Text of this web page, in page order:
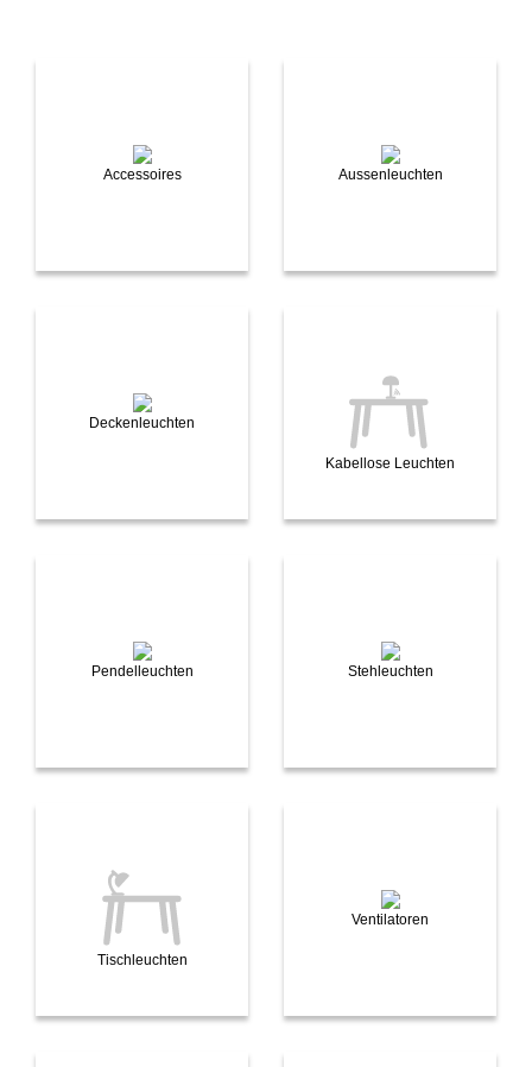
Accessoires Aussenleuchten
Deckenleuchten
Kabellose Leuchten
Pendelleuchten Stehleuchten
Tischleuchten
Ventilatoren